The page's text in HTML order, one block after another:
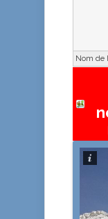
Nom de